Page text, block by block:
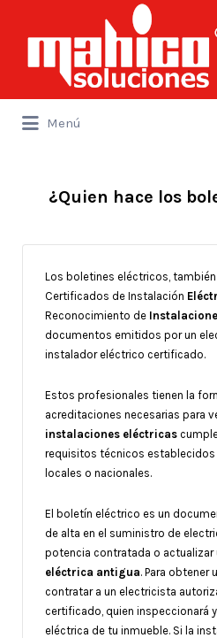
por:
Menú
por:
¿Quien hace los
Los boletines eléctricos,
Certificados de Instalación
Reconocimiento de
documentos emitidos por un
instalador eléctrico certificado.
Estos profesionales tienen la
acreditaciones necesarias para
instalaciones eléctricas
requisitos técnicos
locales o nacionales.
El boletín eléctrico es un
de alta en el suministro de
potencia contratada o actualizar
eléctrica antigua. Para obtener
contratar a un electricista
certificado, quien inspeccionará
eléctrica de tu inmueble. Si la